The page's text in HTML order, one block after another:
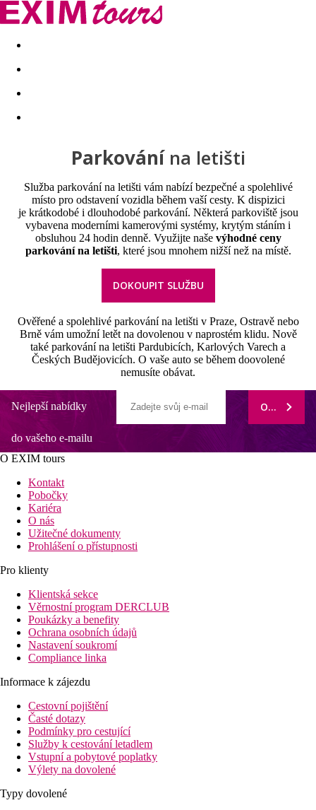
Akční nabídky Last minute
Parkování na letišti
Služba parkování na letišti vám nabízí bezpečné a spolehlivé
místo pro odstavení vozidla během vaší cesty. K dispizici
je krátkodobé i dlouhodobé parkování. Některá parkoviště jsou
vybavena moderními kamerovými systémy, krytým stáním i
obsluhou 24 hodin denně. Využijte naše výhodné ceny
parkování na letišti, které jsou mnohem nižší než na místě.
DOKOUPIT SLUŽBU
Ověřené a spolehlivé parkování na letišti v Praze, Ostravě nebo
Brně vám umožní letět na dovolenou v naprostém klidu. Nově
také parkování na letišti Pardubicích, Karlových Varech a
Českých Budějovicích. O vaše auto se během doovolené
nemusíte obávat.
Nejlepší nabídky
do vašeho e-mailu
ODEBÍRAT
O EXIM tours
Kontakt
Pobočky
Kariéra
O nás
Užitečné dokumenty
Prohlášení o přístupnosti
Pro klienty
Klientská sekce
Věrnostní program DERCLUB
Poukázky a benefity
Ochrana osobních údajů
Nastavení soukromí
Compliance linka
Informace k zájezdu
Cestovní pojištění
Časté dotazy
Podmínky pro cestující
Služby k cestování letadlem
Vstupní a pobytové poplatky
Výlety na dovolené
Typy dovolené